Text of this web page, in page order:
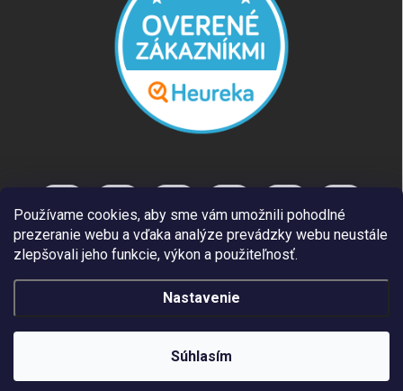
Používame cookies, aby sme vám umožnili pohodlné
prezeranie webu a vďaka analýze prevádzky webu neustále
zlepšovali jeho funkcie, výkon a použiteľnosť.
Nastavenie
Súhlasím
REUT.SK. Všetky práva vyhradené.
Individuálna ponuka